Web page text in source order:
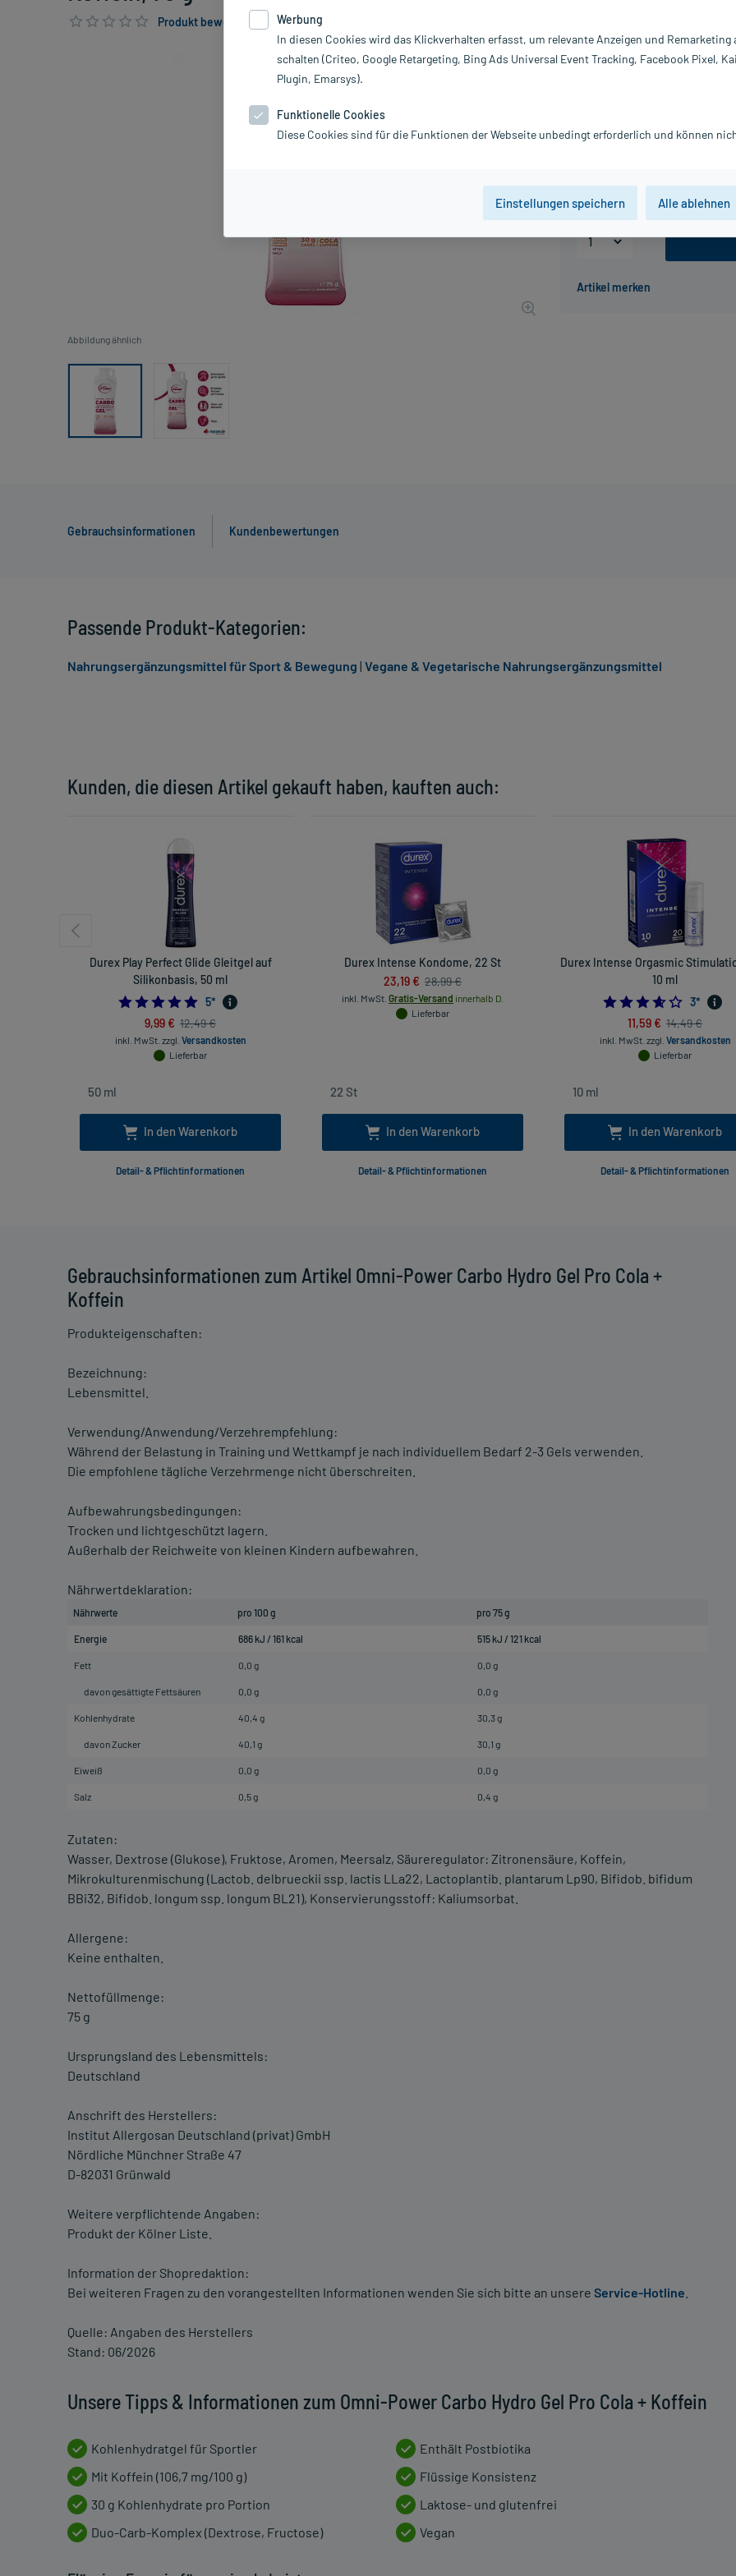
Produkt bewerten & PlusHerzen sichern
Abbildung ähnlich
Inhalt:
PZN:
Gebrauchsinformationen Kundenbewertungen
Gebrauchsinformationen zum Artikel Omni-Power Carbo Hydro Gel Pro Cola +
Koffein
Produkteigenschaften:
Bezeichnung:
Lebensmittel.
Verwendung/Anwendung/Verzehrempfehlung:
Während der Belastung in Training und Wettkampf je nach individuellem Bedarf 2-3 Gels verwenden.
Die empfohlene tägliche Verzehrmenge nicht überschreiten.
Aufbewahrungsbedingungen:
Trocken und lichtgeschützt lagern.
Außerhalb der Reichweite von kleinen Kindern aufbewahren.
Nährwertdeklaration:
Nährwerte pro 100 g pro 75 g
Energie 686 kJ / 161 kcal 515 kJ / 121 kcal
Fett 0,0 g 0,0 g
davon gesättigte Fettsäuren 0,0 g 0,0 g
Kohlenhydrate 40,4 g 30,3 g
davon Zucker 40,1 g 30,1 g
Eiweiß 0,0 g 0,0 g
Salz 0,5 g 0,4 g
Zutaten:
Wasser, Dextrose (Glukose), Fruktose, Aromen, Meersalz, Säureregulator: Zitronensäure, Koffein,
Mikrokulturenmischung (Lactob. delbrueckii ssp. lactis LLa22, Lactoplantib. plantarum Lp90, Bifidob. bifidum
BBi32, Bifidob. longum ssp. longum BL21), Konservierungsstoff: Kaliumsorbat.
Allergene:
Keine enthalten.
Nettofüllmenge:
75 g
Ursprungsland des Lebensmittels:
Deutschland
Anschrift des Herstellers:
Institut Allergosan Deutschland (privat) GmbH
Nördliche Münchner Straße 47
D-82031 Grünwald
Weitere verpflichtende Angaben:
Produkt der Kölner Liste.
Information der Shopredaktion:
Bei weiteren Fragen zu den vorangestellten Informationen wenden Sie sich bitte an unsere Service-Hotline
Quelle: Angaben des Herstellers
Stand: 06/2026
Unsere Tipps & Informationen zum Omni-Power Carbo Hydro Gel Pro Cola + Koffein
Kohlenhydratgel für Sportler
Mit Koffein (106,7 mg/100 g)
30 g Kohlenhydrate pro Portion
Duo-Carb-Komplex (Dextrose, Fructose)
Enthält Postbiotika
Flüssige Konsistenz
Laktose- und glutenfrei
Vegan
Kunden, die diesen Artikel gekauft haben, kauften auch:
Durex Play Perfect Glide Gleitgel auf
Silikonbasis, 50 ml
4.8
5*
9,99 € 12,49 €
inkl. MwSt. zzgl. Versandkosten
Lieferbar
In den Warenkorb
Detail- & Pflichtinformationen
Durex Intense Kondome, 22 St
23,19 € 28,99 €
inkl. MwSt. Gratis-Versand innerhalb D.
Lieferbar
In den Warenkorb
Detail- & Pflichtinformationen
Durex Intense Orgasmic
10 ml
3*
11,59 € 14,49 €
inkl. MwSt. zzgl. Versandkosten
Lieferbar
In den Warenkorb
Detail- & Pflichtinformationen
Passende Produkt-Kategorien:
Nahrungsergänzungsmittel für Sport & Bewegung | Vegane & Vegetarische Nahrungsergänzungsmittel
Werbung
In diesen Cookies wird das Klickverhalten erfasst, um relevante Anzeigen und Remarketing
schalten (Criteo, Google Retargeting, Bing Ads Universal Event Tracking, Facebook Pixel,
Plugin, Emarsys).
Funktionelle Cookies
Diese Cookies sind für die Funktionen der Webseite unbedingt erforderlich und können
Einstellungen speichern Alle ablehnen